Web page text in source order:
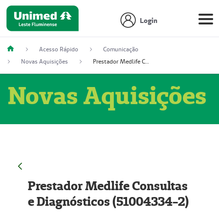
Login
Acesso Rápido
Comunicação
Novas Aquisições
Prestador Medlife Consultas e Diagnósticos (51004334-2)
Novas Aquisições
Prestador Medlife Consultas
e Diagnósticos (51004334-2)